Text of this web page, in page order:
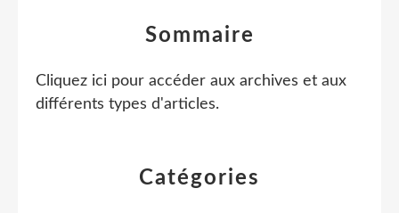
Catégories
Sommaire
Cliquez ici pour accéder aux archives et aux
différents types d'articles.